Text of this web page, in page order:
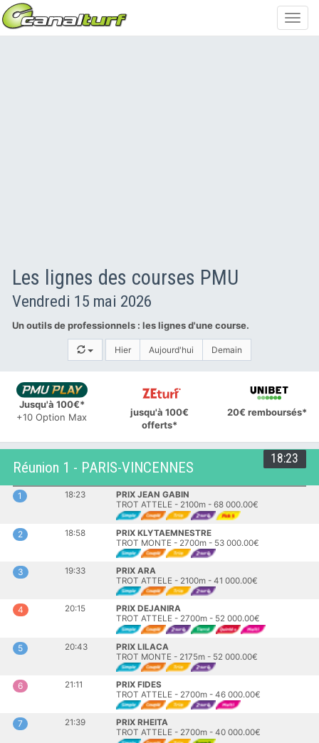
Les lignes des courses PMU
Vendredi 15 mai 2026
Un outils de professionnels : les lignes d'une course.
Hier Aujourd'hui Demain
Jusqu'à 100€*
+10 Option Max
jusqu'à 100€
offerts*
20€ remboursés*
18:23
Réunion 1 - PARIS-VINCENNES
1 18:23
PRIX JEAN GABIN
TROT ATTELE - 2100m - 68 000.00€
2 18:58
PRIX KLYTAEMNESTRE
TROT MONTE - 2700m - 53 000.00€
3 19:33
PRIX ARA
TROT ATTELE - 2100m - 41 000.00€
4 20:15
PRIX DEJANIRA
TROT ATTELE - 2700m - 52 000.00€
5 20:43
PRIX LILACA
TROT MONTE - 2175m - 52 000.00€
6 21:11
PRIX FIDES
TROT ATTELE - 2700m - 46 000.00€
7 21:39
PRIX RHEITA
TROT ATTELE - 2700m - 40 000.00€